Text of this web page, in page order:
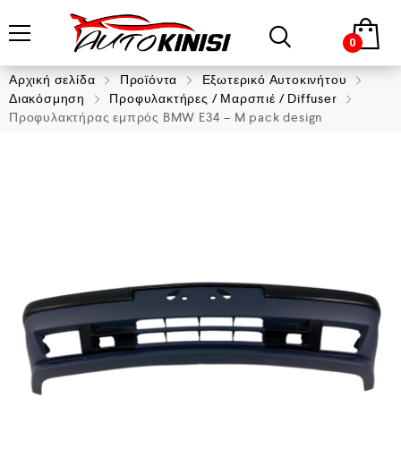
0
Αρχική σελίδα Προϊόντα
Εξωτερικό Αυτοκινήτου
Διακόσμηση
Προφυλακτήρες / Μαρσπιέ / Diffuser
Προφυλακτήρας εμπρός BMW E34 – M pack design